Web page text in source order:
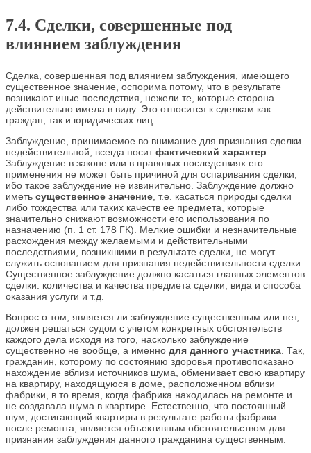
7.4. Сделки, совершенные под
влиянием заблуждения
Сделка, совершенная под влиянием заблуждения, имеющего
существенное значение, оспорима потому, что в результате
возникают иные последствия, нежели те, которые сторона
действительно имела в виду. Это относится к сделкам как
граждан, так и юридических лиц.
Заблуждение, принимаемое во внимание для признания сделки
недействительной, всегда носитфактический характер
Заблуждение в законе или в правовых последствиях его
применения не может быть причиной для оспаривания сделки,
ибо такое заблуждение не извинительно. Заблуждение должно
иметь существенное значение , т.е. касаться природы сделки
либо тождества или таких качеств ее предмета, которые
значительно снижают возможности его использования по
назначению (п. 1 ст. 178 ГК). Мелкие ошибки и незначительные
расхождения между желаемыми и действительными
последствиями, возникшими в результате сделки, не могут
служить основанием для признания недействительности сделки.
Существенное заблуждение должно касаться главных элементов
сделки: количества и качества предмета сделки, вида и способа
оказания услуги и т.д.
Вопрос о том, является ли заблуждение существенным или нет,
должен решаться судом с учетом конкретных обстоятельств
каждого дела исходя из того, насколько заблуждение
существенно не вообще, а именно для данного участника . Так,
гражданин, которому по состоянию здоровья противопоказано
нахождение вблизи источников шума, обменивает свою квартиру
на квартиру, находящуюся в доме, расположенном вблизи
фабрики, в то время, когда фабрика находилась на ремонте и
не создавала шума в квартире. Естественно, что постоянный
шум, достигающий квартиры в результате работы фабрики
после ремонта, является объективным обстоятельством для
признания заблуждения данного гражданина существенным.